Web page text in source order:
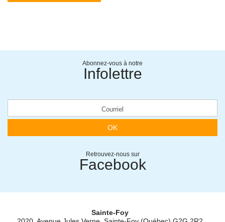
Abonnez-vous à notre
Infolettre
OK
Retrouvez-nous sur
Facebook
Sainte-Foy